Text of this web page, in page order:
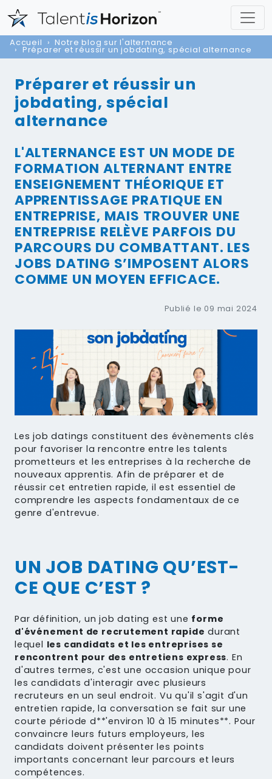
Accueil Notre blog sur l'alternance
Préparer et réussir un jobdating, spécial alternance
Préparer et réussir un
jobdating, spécial
alternance
L'ALTERNANCE EST UN MODE DE
FORMATION ALTERNANT ENTRE
ENSEIGNEMENT THÉORIQUE ET
APPRENTISSAGE PRATIQUE EN
ENTREPRISE, MAIS TROUVER UNE
ENTREPRISE RELÈVE PARFOIS DU
PARCOURS DU COMBATTANT. LES
JOBS DATING S’IMPOSENT ALORS
COMME UN MOYEN EFFICACE.
Publié le 09 mai 2024
Les job datings constituent des évènements clés
pour favoriser la rencontre entre les talents
prometteurs et les entreprises à la recherche de
nouveaux apprentis. Afin de préparer et de
réussir cet entretien rapide, il est essentiel de
comprendre les aspects fondamentaux de ce
genre d'entrevue.
UN JOB DATING QU’EST-
CE QUE C’EST ?
Par définition, un job dating est une forme
d'événement de recrutement rapide durant
lequel les candidats et les entreprises se
rencontrent pour des entretiens express. En
d'autres termes, c'est une occasion unique pour
les candidats d'interagir avec plusieurs
recruteurs en un seul endroit. Vu qu'il s'agit d'un
entretien rapide, la conversation se fait sur une
courte période d**'environ 10 à 15 minutes**. Pour
convaincre leurs futurs employeurs, les
candidats doivent présenter les points
importants concernant leur parcours et leurs
compétences.